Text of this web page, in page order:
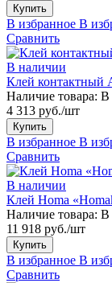
Купить
В избранное В
Сравнить
В наличии
Клей контактный
Наличие товара: В
4 313 руб./шт
Купить
В избранное В
Сравнить
В наличии
Клей Homa
Наличие товара: В
11 918 руб./шт
Купить
В избранное В
Сравнить